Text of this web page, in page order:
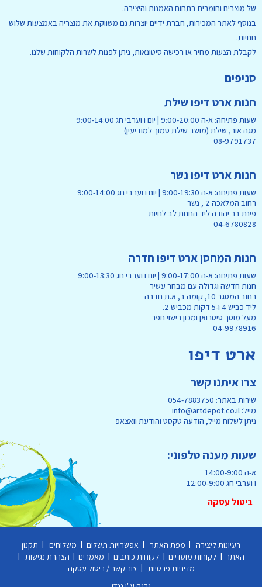
של מוצרים וחומרים בתחום האמנות והיצירה.
בנוסף לאתר המכירות, חברת ידיים יוצרות גם משווקת את מוצריה באמצעות שלוש
חנויות.
לקבלת הצעות מחיר או רכישה סיטונאות, ניתן לפנות לשרות הלקוחות שלנו.
סניפים
חנות ארט דיפו שילת
שעות פתיחה: א-ה 9:00-20:00 | יום ו וערבי חג 9:00-14:00
מגה אור, שילת (מושב שילת סמוך למודיעין)
08-9791737
חנות ארט דיפו נשר
שעות פתיחה: א-ה 9:00-19:30 | יום ו וערבי חג 9:00-14:00
רחוב המלאכה 2 , נשר
פינת בר יהודה ליד החנות לב לחיות
04-6780828
חנות המחסן ארט דיפו חדרה
שעות פתיחה: א-ה 9:00-17:00 | יום ו וערבי חג 9:00-13:30
חנות חדשה וגדולה עם מבחר עשיר
רחוב המסגר 10, קומה ב, א.ת חדרה
ליד כביש 4 ו-5 דקות מכביש 2.
מעל מוסך סיטרואן ומכון רישוי חפר
04-9978916
ארט דיפו
צרו איתנו קשר
שירות באתר: 054-7883750
מייל: info@artdepot.co.il
ניתן לשלוח מייל, הודעה טקסט והודעת וואצאפ
שעות מענה טלפוני:
א-ה 14:00-9:00
ו וערבי חג 12:00-9:00
ביטול עסקה
רעיונות ליצירה | מפת האתר | אפשרויות תשלום | משלוחים | תקנון
האתר | לקוחות מוסדיים | לקוחות כותבים | מאמרים | הצהרת נגישות |
מדיניות פרטיות | צור קשר / ביטול עסקה